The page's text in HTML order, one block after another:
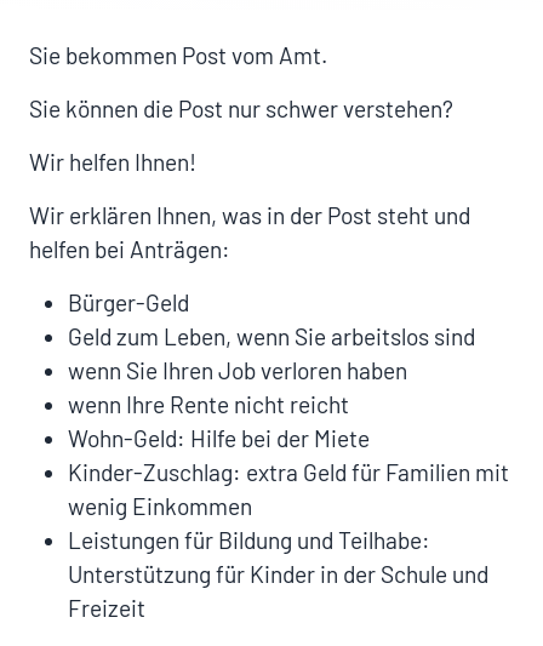
Sie bekommen Post vom Amt.
Sie können die Post nur schwer verstehen?
Wir helfen Ihnen!
Wir erklären Ihnen, was in der Post steht und
helfen bei Anträgen:
Bürger-Geld
Geld zum Leben, wenn Sie arbeitslos sind
wenn Sie Ihren Job verloren haben
wenn Ihre Rente nicht reicht
Wohn-Geld: Hilfe bei der Miete
Kinder-Zuschlag: extra Geld für Familien mit
wenig Einkommen
Leistungen für Bildung und Teilhabe:
Unterstützung für Kinder in der Schule und
Freizeit